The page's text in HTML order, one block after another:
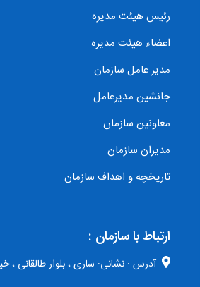
رئیس هیئت مدیره
اعضاء هیئت مدیره
مدیر عامل سازمان
جانشین مدیرعامل
معاونین سازمان
مدیران سازمان
تاریخچه و اهداف سازمان
ارتباط با سازمان :
آدرس : نشانی: ساری ، بلوار طالقانی ،